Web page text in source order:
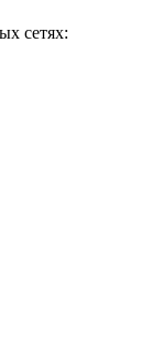
сетях: